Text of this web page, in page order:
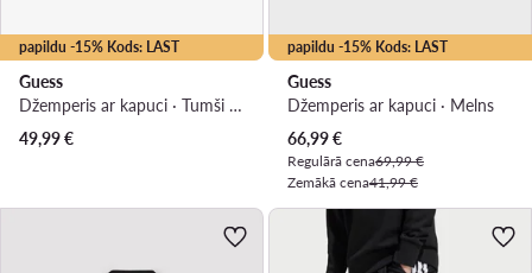
papildu -15% Kods: LAST
Guess
Džemperis ar kapuci · Tumši zils
49,99€
papildu -15% Kods: LAST
Guess
Džemperis ar kapuci · Melns
Pašreizējā cena
66,99€
Regulārā cena69,99 €
Zemākā cena41,99 €